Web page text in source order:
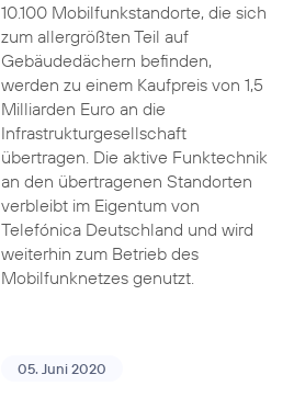
10.100 Mobilfunkstandorte, die sich
zum allergrößten Teil auf
Gebäudedächern befinden,
werden zu einem Kaufpreis von 1,5
Milliarden Euro an die
Infrastrukturgesellschaft
übertragen. Die aktive Funktechnik
an den übertragenen Standorten
verbleibt im Eigentum von
Telefónica Deutschland und wird
weiterhin zum Betrieb des
Mobilfunknetzes genutzt.
05. Juni 2020